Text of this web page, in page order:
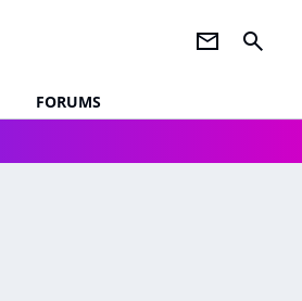
newsletter search
FORUMS